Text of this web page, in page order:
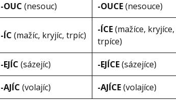
-OUC (nesouc) -OUCE(nesouce)
-ÍC (mažíc, kryjíc, trpíc)
-ÍCE(mažíce, kryjíce,
trpíce)
-EJÍC (sázejíc) -EJÍCE(sázejíce)
-AJÍC (volajíc) -AJÍCE(volajíce)